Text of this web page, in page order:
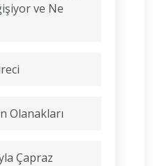
ve Ne
Olanakları
Çapraz